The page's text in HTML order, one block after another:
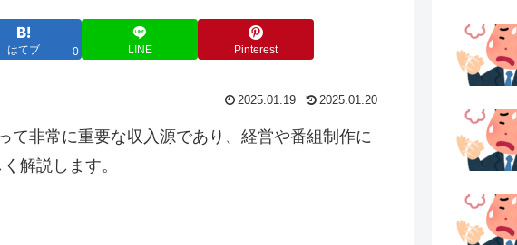
はてブ 0 LINE Pinterest
2025.01.19 2025.01.20
て非常に重要な収入源であり、経営や番組制作に
解説します。